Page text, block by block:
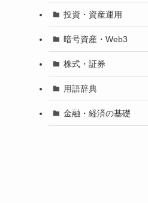
投資・資産運用
暗号資産・Web3
株式・証券
用語辞典
金融・経済の基礎